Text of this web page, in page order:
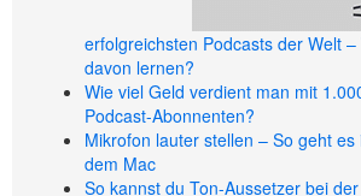
erfolgreichsten Podcasts der Welt
davon lernen?
Wie viel Geld verdient man mit
Podcast-Abonnenten?
Mikrofon lauter stellen – So geht
dem Mac
So kannst du Ton-Aussetzer bei